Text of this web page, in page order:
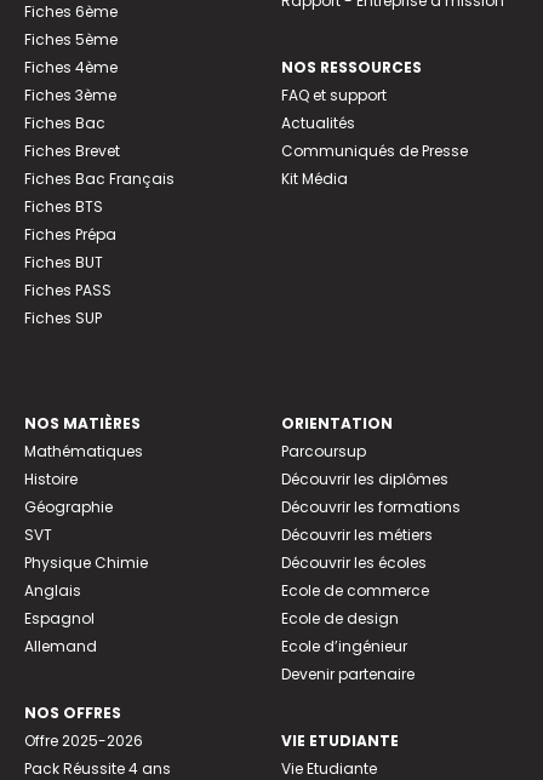
Fiches 6ème
Fiches 5ème
Fiches 4ème
Fiches 3ème
Fiches Bac
Fiches Brevet
Fiches Bac Français
Fiches BTS
Fiches Prépa
Fiches BUT
Fiches PASS
Fiches SUP
NOS RESSOURCES
FAQ et support
Actualités
Communiqués de Presse
Kit Média
NOS MATIÈRES
Mathématiques
Histoire
Géographie
SVT
Physique Chimie
Anglais
Espagnol
Allemand
NOS OFFRES
Offre 2025-2026
Pack Réussite 4 ans
ORIENTATION
Parcoursup
Découvrir les diplômes
Découvrir les formations
Découvrir les métiers
Découvrir les écoles
Ecole de commerce
Ecole de design
Ecole d’ingénieur
Devenir partenaire
VIE ETUDIANTE
Vie Etudiante